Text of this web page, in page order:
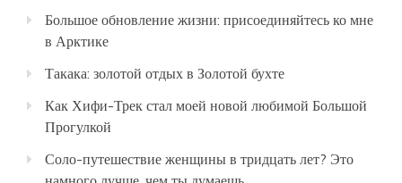
Большое обновление жизни: присоединяйтесь ко мне
в Арктике
Такака: золотой отдых в Золотой бухте
Как Хифи-Трек стал моей новой любимой Большой
Прогулкой
Соло-путешествие женщины в тридцать лет? Это